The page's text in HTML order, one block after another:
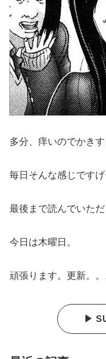
多分、痒いのでかきす
毎日そんな感じです
最後まで読んでいた
今日は木曜日。
頑張ります。更新。。
▶